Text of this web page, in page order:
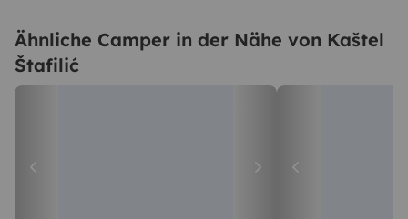
Ähnliche Camper in der Nähe von Kaštel
Štafilić